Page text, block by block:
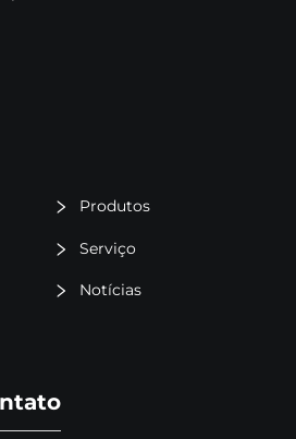
Produtos
Serviço
Notícias